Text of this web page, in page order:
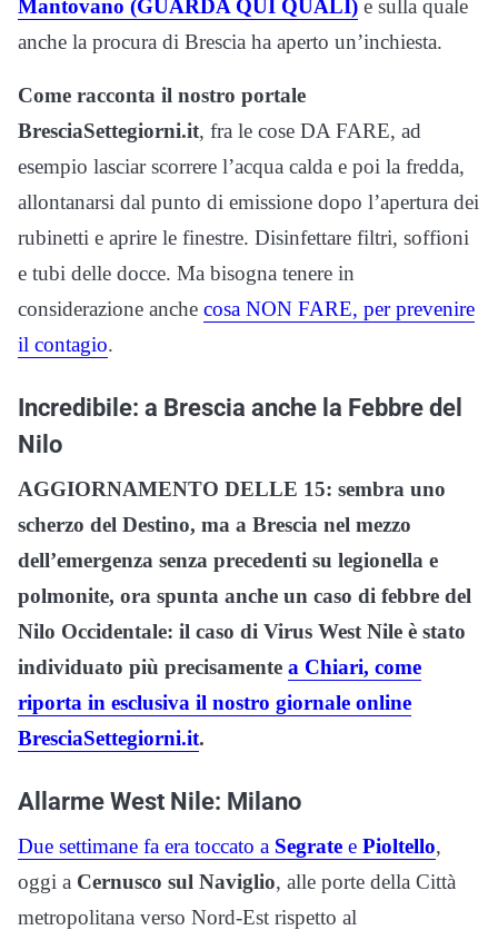
Mantovano (GUARDA QUI QUALI) e sulla quale
anche la procura di Brescia ha aperto un’inchiesta.
Come racconta il nostro portale
BresciaSettegiorni.it, fra le cose DA FARE, ad
esempio lasciar scorrere l’acqua calda e poi la fredda,
allontanarsi dal punto di emissione dopo l’apertura dei
rubinetti e aprire le finestre. Disinfettare filtri, soffioni
e tubi delle docce. Ma bisogna tenere in
considerazione anche cosa NON FARE, per prevenire
il contagio.
Incredibile: a Brescia anche la Febbre del
Nilo
AGGIORNAMENTO DELLE 15: sembra uno
scherzo del Destino, ma a Brescia nel mezzo
dell’emergenza senza precedenti su legionella e
polmonite, ora spunta anche un caso di febbre del
Nilo Occidentale: il caso di Virus West Nile è stato
individuato più precisamente a Chiari, come
riporta in esclusiva il nostro giornale online
BresciaSettegiorni.it.
Allarme West Nile: Milano
Due settimane fa era toccato a Segrate e Pioltello,
oggi a Cernusco sul Naviglio, alle porte della Città
metropolitana verso Nord-Est rispetto al